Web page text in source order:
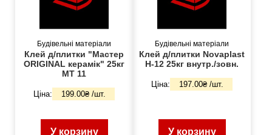
Будівельні матеріали
Клей д/плитки "Мастер
ORIGINAL керамік" 25кг
MT 11
Ціна: 199.00₴ /шт.
У корзину
Будівельні матеріали
Клей д/плитки Novaplast
H-12 25кг внутр./зовн.
Ціна: 197.00₴ /шт.
У корзину